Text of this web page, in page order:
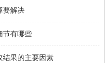
要解决
节有哪些
结果的主要因素